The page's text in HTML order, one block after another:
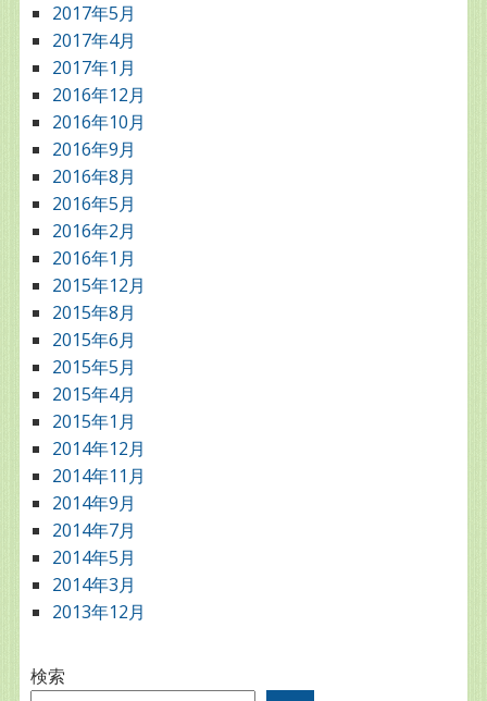
2017年5月
2017年4月
2017年1月
2016年12月
2016年10月
2016年9月
2016年8月
2016年5月
2016年2月
2016年1月
2015年12月
2015年8月
2015年6月
2015年5月
2015年4月
2015年1月
2014年12月
2014年11月
2014年9月
2014年7月
2014年5月
2014年3月
2013年12月
検索